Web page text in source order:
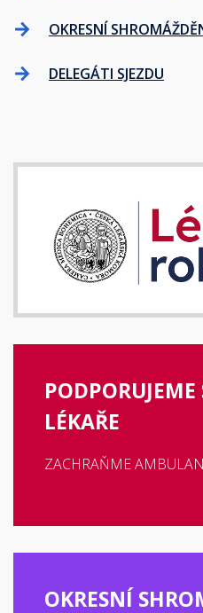
OKRESNÍ
DELEGÁTI SJEZDU
LÉKAŘE
ZACHRAŇME
OKRESNÍ